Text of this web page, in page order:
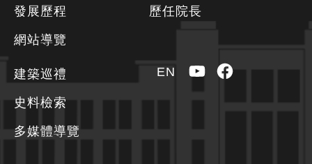
發展歷程
網站導覽
歷任院長
建築巡禮
史料檢索
多媒體導覽
EN YouTubeFacebook